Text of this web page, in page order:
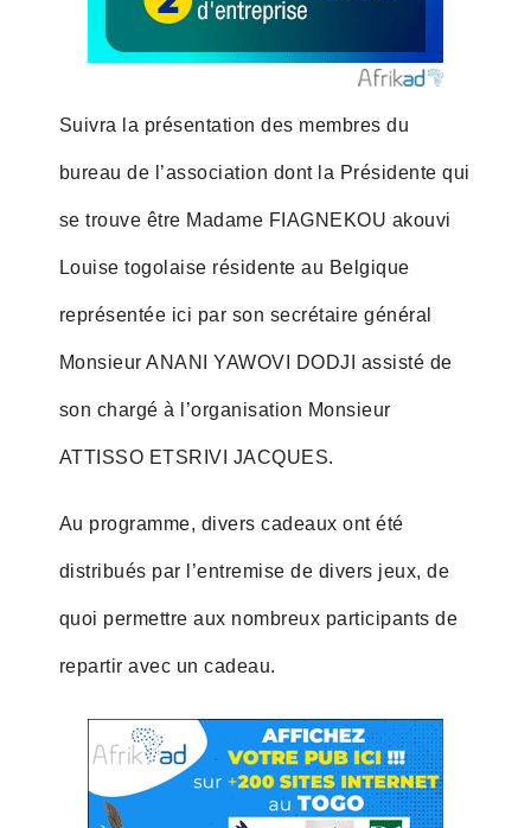
Suivra la présentation des membres du
bureau de l’association dont la Présidente qui
se trouve être Madame FIAGNEKOU akouvi
Louise togolaise résidente au Belgique
représentée ici par son secrétaire général
Monsieur ANANI YAWOVI DODJI assisté de
son chargé à l’organisation Monsieur
ATTISSO ETSRIVI JACQUES.
Au programme, divers cadeaux ont été
distribués par l’entremise de divers jeux, de
quoi permettre aux nombreux participants de
repartir avec un cadeau.